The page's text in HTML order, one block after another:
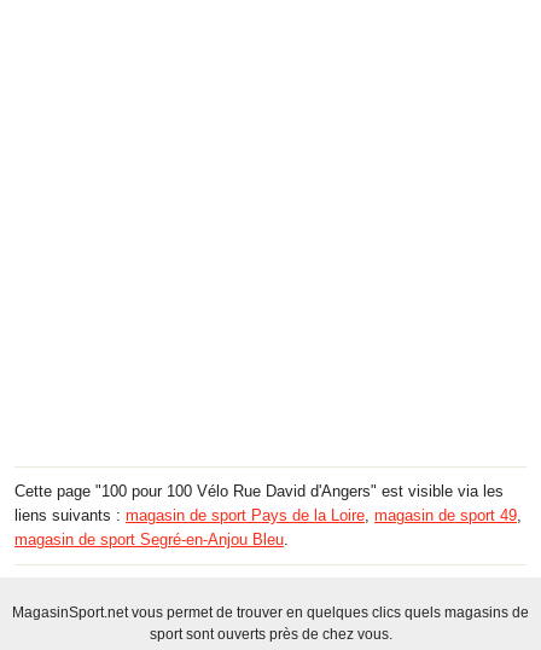
Cette page "100 pour 100 Vélo Rue David d'Angers" est visible via les
liens suivants : magasin de sport Pays de la Loire, magasin de sport 49,
magasin de sport Segré-en-Anjou Bleu.
MagasinSport.net vous permet de trouver en quelques clics quels magasins de
sport sont ouverts près de chez vous.